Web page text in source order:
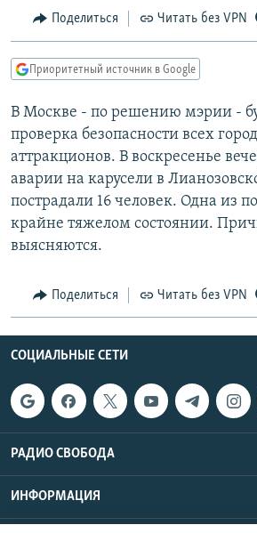
навигации
Вернутся
IDEL.РЕАЛИИ
КАВКАЗ.РЕАЛИИ
СИБИРЬ.РЕАЛИИ
РАСПИСАНИЕ ВЕЩАНИЯ
ПОДПИШИТЕСЬ НА РАССЫЛКУ
СОЦИАЛЬНЫЕ СЕТИ
Все сайты РСЕ/РС
Поделиться Читать без VPN
Приоритетный источник в Google
В Москве - по решению мэрии -
проверка безопасности всех
аттракционов. В воскресенье
аварии на карусели в
пострадали 16 человек. Одна из
крайне тяжелом состоянии.
выясняются.
Поделиться Читать без VPN
СОЦИАЛЬНЫЕ СЕТИ
РАДИО СВОБОДА
ИНФОРМАЦИЯ